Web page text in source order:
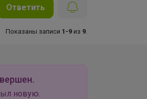
Ответить
Показаны записи 1-9 из 9
новую.